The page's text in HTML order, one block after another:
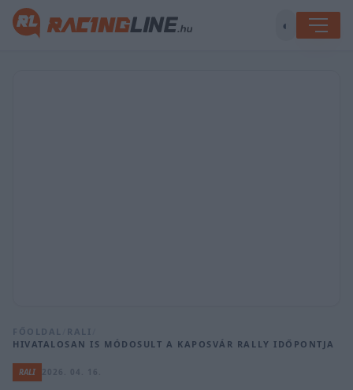
◐
FŐOLDAL RALI
HIVATALOSAN IS MÓDOSULT A KAPOSVÁR RALLY IDŐPONTJA
RALI